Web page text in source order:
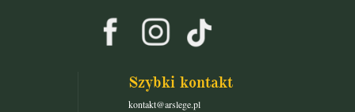
Szybki kontakt
kontakt@arslege.pl